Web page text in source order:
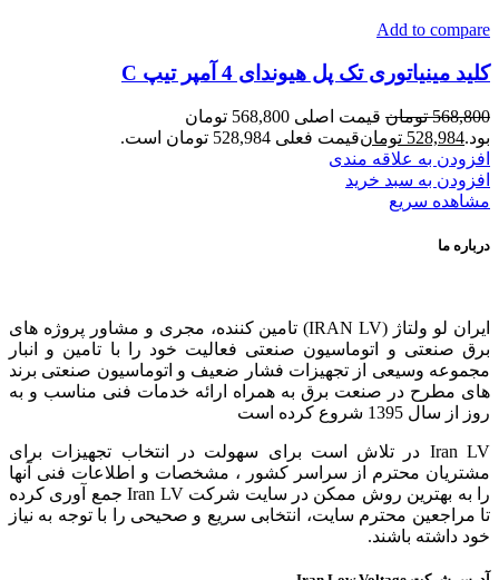
Add to compare
کلید مینیاتوری تک پل هیوندای 4 آمپر تیپ C
568,800 تومان
قیمت اصلی 568,800 تومان
بود.528,984 تومانقیمت فعلی 528,984 تومان است.
افزودن به علاقه مندی
افزودن به سبد خرید
مشاهده سریع
درباره ما
ایران لو ولتاژ (IRAN LV) تامین کننده، مجری و مشاور پروژه های
برق صنعتی و اتوماسیون صنعتی فعالیت خود را با تامین و انبار
مجموعه وسیعی از تجهیزات فشار ضعیف و اتوماسیون صنعتی برند
های مطرح در صنعت برق به همراه ارائه خدمات فنی مناسب و به
روز از سال 1395 شروع کرده است
Iran LV در تلاش است برای سهولت در انتخاب تجهیزات برای
مشتریان محترم از سراسر کشور ، مشخصات و اطلاعات فنی آنها
را به بهترین روش ممکن در سایت شرکت Iran LV جمع آوری کرده
تا مراجعین محترم سایت، انتخابی سریع و صحیحی را با توجه به نیاز
خود داشته باشند.